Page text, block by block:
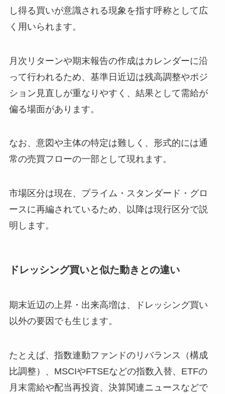
し得る買いが意識される現象を指す呼称として広
く用いられます。
月次リターンや期末報告の作成はカレンダーに沿
って行われるため、基準日近辺は残高調整やポジ
ション見直しが重なりやすく、結果として需給が
偏る場面があります。
なお、意図や主体の特定は難しく、形式的には通
常の売買フローの一部として現れます。
市場区分は現在、プライム・スタンダード・グロ
ースに再編されているため、以降は現行区分で説
明します。
ドレッシング買いと似た動きとの違い
期末近辺の上昇・出来高増は、ドレッシング買い
以外の要因でも生じます。
たとえば、指数連動ファンドのリバランス（構成
比調整）、MSCIやFTSEなどの指数入替、ETFの
月末需給や配当再投資、決算関連ニュースなどで